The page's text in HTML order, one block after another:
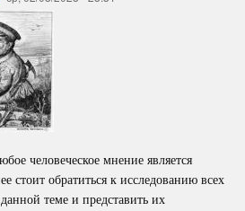
человеческое мнение является
стоит обратиться к исследованию всех
теме и представить их